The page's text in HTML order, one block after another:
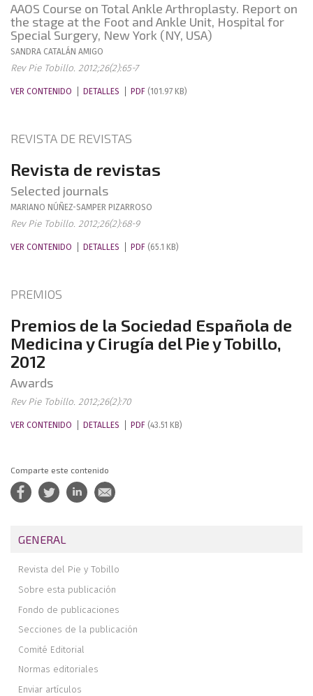
AAOS Course on Total Ankle Arthroplasty. Report on
the stage at the Foot and Ankle Unit, Hospital for
Special Surgery, New York (NY, USA)
SANDRA CATALÁN AMIGO
Rev Pie Tobillo. 2012;26(2):65-7
VER CONTENIDO DETALLES PDF (101.97 KB)
REVISTA DE REVISTAS
Revista de revistas
Selected journals
MARIANO NÚÑEZ-SAMPER PIZARROSO
Rev Pie Tobillo. 2012;26(2):68-9
VER CONTENIDO DETALLES PDF (65.1 KB)
PREMIOS
Premios de la Sociedad Española de
Medicina y Cirugía del Pie y Tobillo,
2012
Awards
Rev Pie Tobillo. 2012;26(2):70
VER CONTENIDO DETALLES PDF (43.51 KB)
Comparte este contenido
GENERAL
Revista del Pie y Tobillo
Sobre esta publicación
Fondo de publicaciones
Secciones de la publicación
Comité Editorial
Normas editoriales
Enviar artículos